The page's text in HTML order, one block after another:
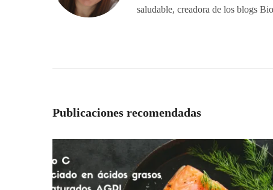
saludable, creadora de los blogs
Publicaciones recomendadas